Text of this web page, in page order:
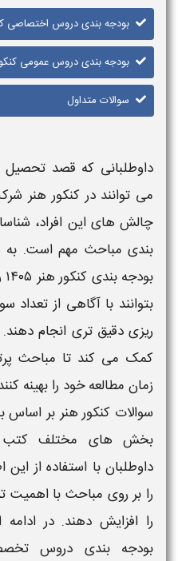
سراسری هنر ۱۴۰۵
سراسری هنر 1405
در رشته‌ های هنری را دارند،
نمایند. یکی از اصلی‌ ترین
منابع مطالعاتی و اولویت‌
همین دلیل، سازمان سنجش
را منتشر می‌ کند تا متقاضیان
1405
هر بخش، برنامه‌
اینبودجه‌ بندی به داوطلبان
و مهم‌ تر را شناسایی و
بودجه بندی کنکور هنر ۱۴۰۵
از
درسی طراحی می‌ شوند.
اطلاعات می‌ توانند تمرکز خود
تر گذاشته و شانس قبولی خود
این مقاله، تحلیل جامعی از
و عمومیکنکور هنر